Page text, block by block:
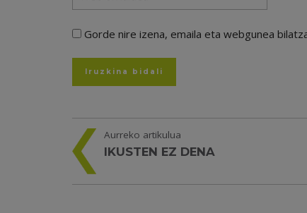
Gorde nire izena, emaila eta webgunea
Aurreko artikulua
IKUSTEN EZ DENA